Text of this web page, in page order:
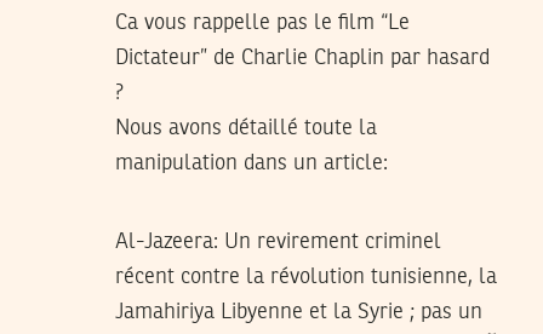
Ca vous rappelle pas le film “Le
Dictateur” de Charlie Chaplin par hasard
?
Nous avons détaillé toute la
manipulation dans un article:
Al-Jazeera: Un revirement criminel
récent contre la révolution tunisienne, la
Jamahiriya Libyenne et la Syrie ; pas un